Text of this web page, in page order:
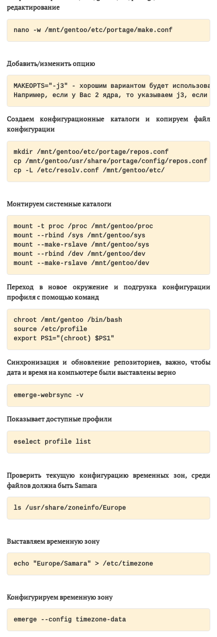
редактирование
nano -w /mnt/gentoo/etc/portage/make.conf
Добавить/изменить опцию
MAKEOPTS="-j3" - хорошим вариантом будет
Например, если у Вас 2 ядра, то указываем j3, если
Создаем конфигурационные каталоги и копируем файл
конфигурации
mkdir /mnt/gentoo/etc/portage/repos.conf
cp /mnt/gentoo/usr/share/portage/config/repos.conf
cp -L /etc/resolv.conf /mnt/gentoo/etc/
Монтируем системные каталоги
mount -t proc /proc /mnt/gentoo/proc
mount --rbind /sys /mnt/gentoo/sys
mount --make-rslave /mnt/gentoo/sys
mount --rbind /dev /mnt/gentoo/dev
mount --make-rslave /mnt/gentoo/dev
Переход в новое окружение и подгрузка конфигурации
профиля с помощью команд
chroot /mnt/gentoo /bin/bash
source /etc/profile
export PS1="(chroot) $PS1"
Синхронизация и обновление репозиториев, важно, чтобы
дата и время на компьютере были выставлены верно
emerge-webrsync -v
Показывает доступные профили
eselect profile list
Проверить текущую конфигурацию временных зон, среди
файлов должна быть Samara
ls /usr/share/zoneinfo/Europe
Выставляем временную зону
echo "Europe/Samara" > /etc/timezone
Конфигурируем временную зону
emerge --config timezone-data